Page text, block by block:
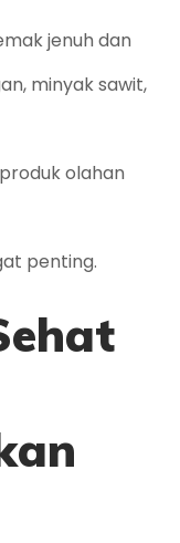
jenuh dan
minyak sawit,
olahan
penting.